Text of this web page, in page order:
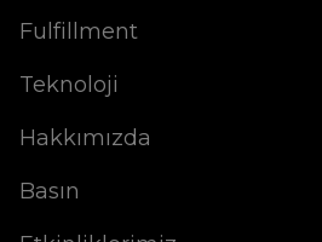
Fulfillment
Teknoloji
Hakkımızda
Basın